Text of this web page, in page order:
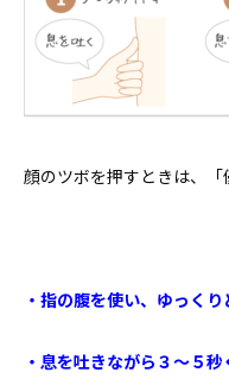
顔のツボを押すときは、「
・指の腹を使い、ゆっくり
・息を吐きながら３～５